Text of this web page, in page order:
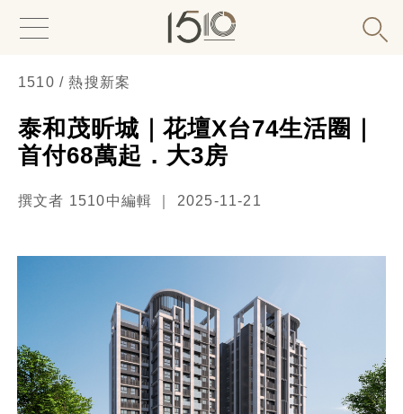
1510 / 熱搜新案
泰和茂昕城｜花壇X台74生活圈｜
首付68萬起．大3房
撰文者 1510中編輯 ｜ 2025-11-21